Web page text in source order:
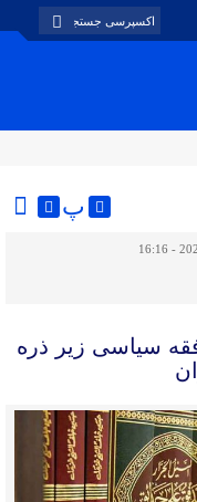
پ
سیاسی زیر ذره